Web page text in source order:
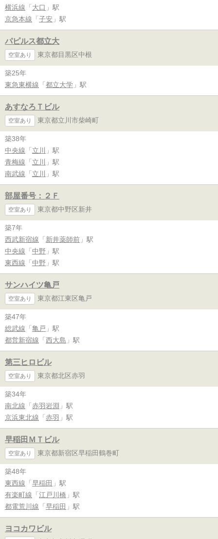
横浜線 「 大口 」駅
京急本線 「 子安 」駅
パピルス都立大
空室あり 東京都目黒区中根
築25年
東急東横線 「 都立大学 」駅
あすなろＴビル
空室あり 東京都立川市柴崎町
築38年
中央線 「 立川
」駅
青梅線 「 立川
」駅
南武線 「 立川 」駅
部屋番号：２Ｆ
空室あり 東京都中野区新井
築7年
西武新宿線 「 新井薬師前 」駅
中央線 「 中野 」駅
東西線 「 中野 」駅
サンハイツ亀戸
空室あり 東京都江東区亀戸
築47年
総武線 「 亀戸 」駅
都営新宿線 「 西大島 」駅
第三ヒロビル
空室あり 東京都北区赤羽
築34年
南北線 「 赤羽岩淵 」駅
京浜東北線 「 赤羽 」駅
早稲田ＭＴビル
空室あり 東京都新宿区早稲田鶴巻町
築48年
東西線 「 早稲田 」駅
有楽町線 「 江戸川橋 」駅
都電荒川線 「 早稲田 」駅
ヨコカワビル